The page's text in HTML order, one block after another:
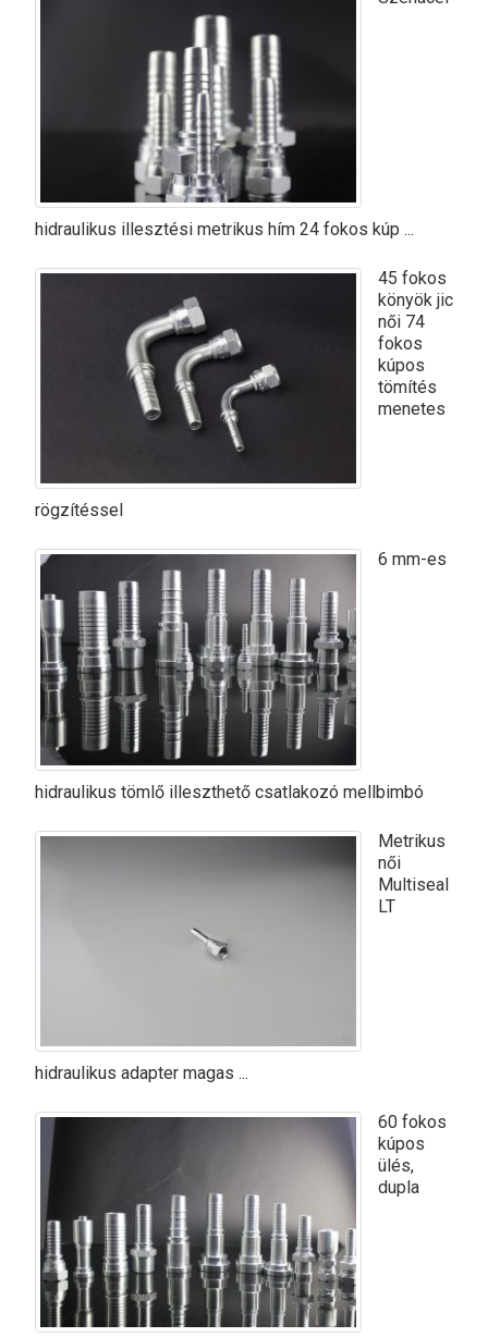
hidraulikus illesztési metrikus hím 24 fokos kúp ...
45 fokos
könyök jic
női 74
fokos
kúpos
tömítés
menetes
rögzítéssel
6 mm-es
hidraulikus tömlő illeszthető csatlakozó mellbimbó
Metrikus
női
Multiseal
LT
hidraulikus adapter magas ...
60 fokos
kúpos
ülés,
dupla